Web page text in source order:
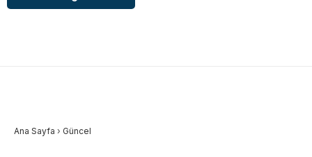
Ana Sayfa › Güncel